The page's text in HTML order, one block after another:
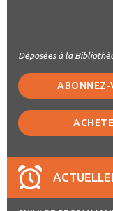
Déposées à la
ABONNEZ-